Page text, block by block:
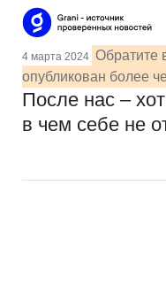
4 марта 2024 Обратите
опубликован более
После нас –
в чем себе не